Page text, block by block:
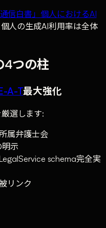
信白書」個人におけるAI
人の生成AI利用率は全体
4つの柱
A-T最大強化
選します:
属弁護士会
示
schema完全実
リンク